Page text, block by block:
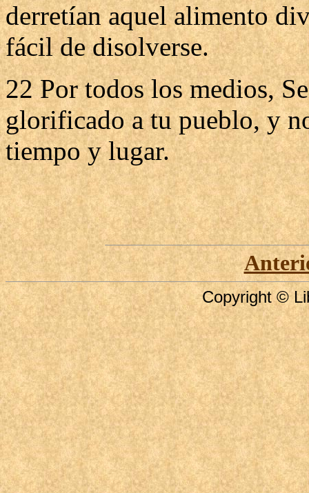
derretían aquel alimento
fácil de disolverse.
22 Por todos los medios,
glorificado a tu pueblo, y
tiempo y lugar.
Copyright ©